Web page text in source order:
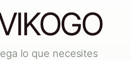
lo que necesites